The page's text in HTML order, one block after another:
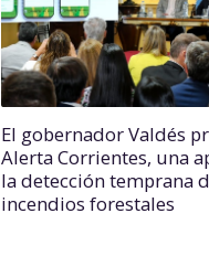
El gobernador Valdés
Alerta Corrientes, una
la detección temprana
incendios forestales